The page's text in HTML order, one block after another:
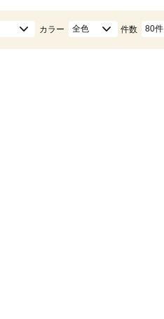
カラー 全色 件数 80件